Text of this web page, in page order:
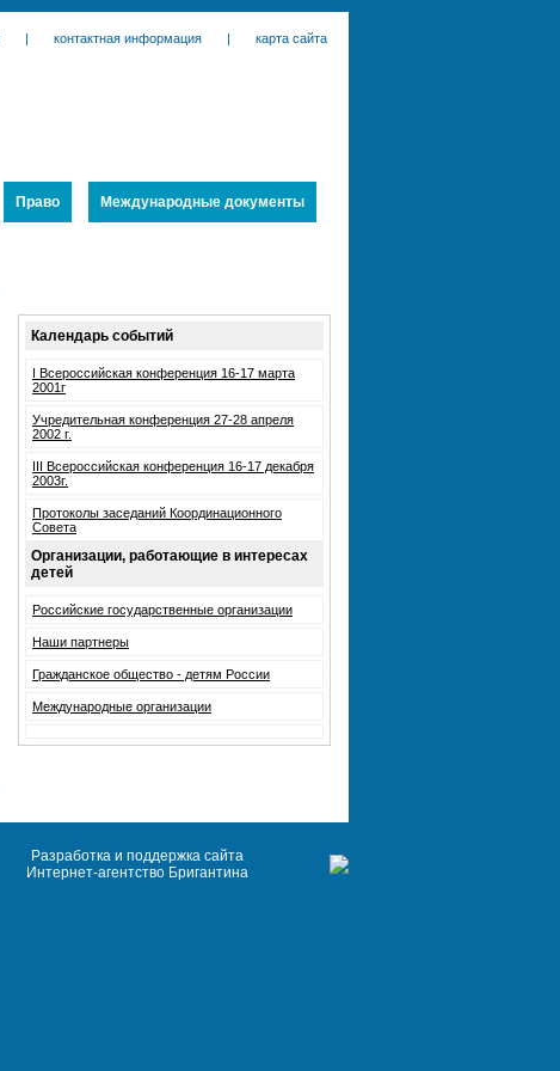
| контактная информация | карта сайта
Право Международные документы
Календарь событий
I Всероссийская конференция 16-17 марта
2001г
Учредительная конференция 27-28 апреля
2002 г.
III Всероссийская конференция 16-17 декабря
2003г.
Протоколы заседаний Координационного
Совета
Организации, работающие в интересах
детей
Российские государственные организации
Наши партнеры
Гражданское общество - детям России
Международные организации
Разработка и поддержка сайта
Интернет-агентство Бригантина